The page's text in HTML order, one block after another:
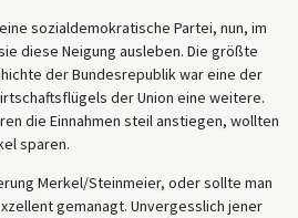
sozialdemokratische Partei, nun, im
diese Neigung ausleben. Die größte
der Bundesrepublik war eine der
der Union eine weitere.
die Einnahmen steil anstiegen, wollten
sparen.
Merkel/Steinmeier, oder sollte man
gemanagt. Unvergesslich jener